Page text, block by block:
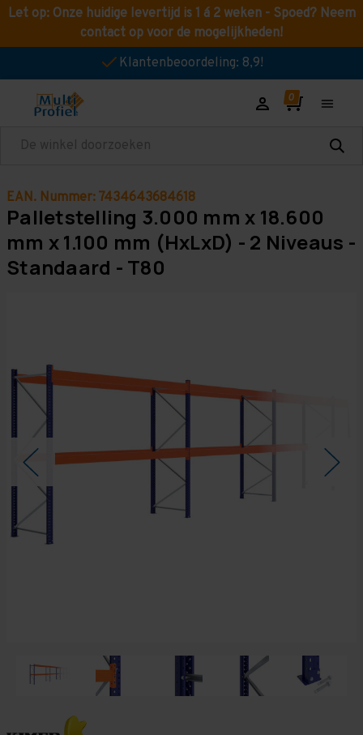
Let op: Onze huidige levertijd is 1 á 2 weken - Spoed? Neem
contact op voor de mogelijkheden!
Klantenbeoordeling: 8,9!
Zoeken
EAN. Nummer: 7434643684618
Palletstelling 3.000 mm x 18.600
mm x 1.100 mm (HxLxD) - 2 Niveaus -
Standaard - T80